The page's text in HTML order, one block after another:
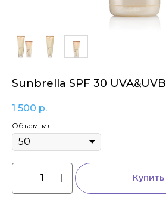
Sunbrella SPF 30 UVA&UVB
1 500 р.
Объем, мл
Купить